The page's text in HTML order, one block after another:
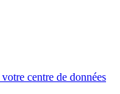
centre de données